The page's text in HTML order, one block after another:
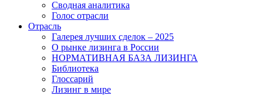
Сводная аналитика
Голос отрасли
Отрасль
Галерея лучших сделок – 2025
О рынке лизинга в России
НОРМАТИВНАЯ БАЗА ЛИЗИНГА
Библиотека
Глоссарий
Лизинг в мире